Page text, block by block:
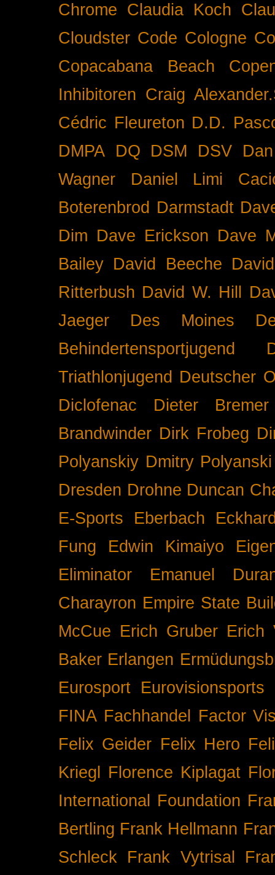
Chrome Claudia Koch
Cloudster Code Cologne
Copacabana Beach
Inhibitoren Craig
Cédric Fleureton D.D.
DMPA
DQ DSM DSV
Wagner
Daniel Limi
Boterenbrod Darmstadt
Dim Dave Erickson Dave
Bailey David Beeche
Ritterbush David W. Hill
Jaeger
Des Moines
Behindertensportjugend
Triathlonjugend Deutscher
Diclofenac
Dieter Bremer
Brandwinder Dirk Frobeg
Polyanskiy Dmitry Polyanski
Dresden Drohne Duncan
E-Sports
Eberbach
Fung
Edwin Kimaiyo
Eliminator
Emanuel
Charayron Empire State
McCue Erich Gruber Erich
Baker Erlangen
Eurosport Eurovisionsports
FINA Fachhandel
Factor
Felix Geider Felix Hero
Kriegl
Florence Kiplagat
International
Foundation
Bertling Frank Hellmann
Schleck Frank Vytrisal